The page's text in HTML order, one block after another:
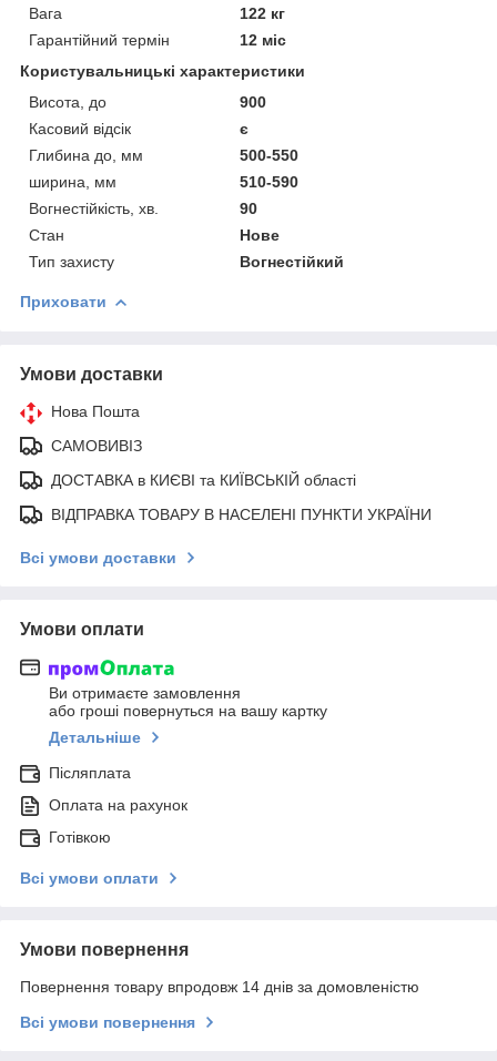
Вага
122 кг
Гарантійний термін
12 міс
Користувальницькі характеристики
Висота, до
900
Касовий відсік
є
Глибина до, мм
500-550
ширина, мм
510-590
Вогнестійкість, хв.
90
Стан
Нове
Тип захисту
Вогнестійкий
Приховати
Умови доставки
Нова Пошта
САМОВИВІЗ
ДОСТАВКА в КИЄВІ та КИЇВСЬКІЙ області
ВІДПРАВКА ТОВАРУ В НАСЕЛЕНІ ПУНКТИ УКРАЇНИ
Всі умови доставки
Умови оплати
Ви отримаєте замовлення
або гроші повернуться на вашу картку
Детальніше
Післяплата
Оплата на рахунок
Готівкою
Всі умови оплати
Умови повернення
Повернення товару впродовж 14 днів за домовленістю
Всі умови повернення